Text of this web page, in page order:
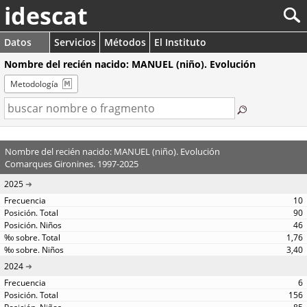
idescat
Datos Servicios Métodos
El Instituto
Nombre del recién nacido: MANUEL (niño). Evolución
Metodología
Nombre del recién nacido: MANUEL (niño). Evolución
Comarques Gironines. 1997-2025
2025
10
90
46
1,76
3,40
2024
6
156